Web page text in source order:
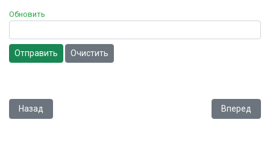
Обновить
Отправить Очистить
Предыдущий: Batman Forever
Назад Следующий:
Вперед